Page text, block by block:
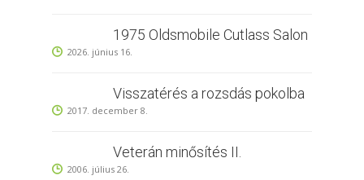
1975 Oldsmobile Cutlass Salon
2026. június 16.
Visszatérés a rozsdás pokolba
2017. december 8.
Veterán minősítés II.
2006. július 26.